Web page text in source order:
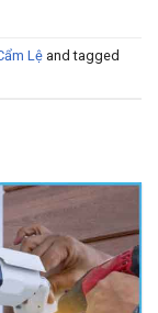
Lệ and tagged